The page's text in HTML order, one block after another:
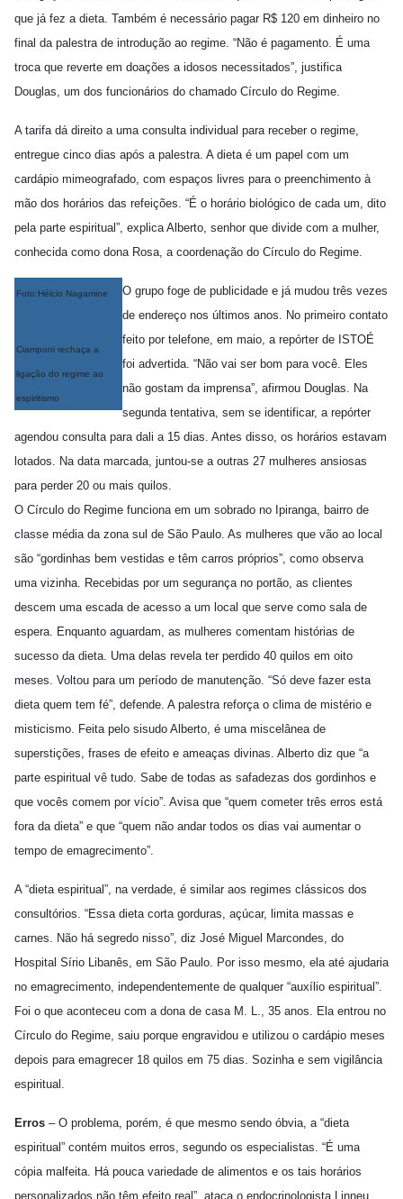
que já fez a dieta. Também é necessário pagar R$ 120 em dinheiro no
final da palestra de introdução ao regime. “Não é pagamento. É uma
troca que reverte em doações a idosos necessitados”, justifica
Douglas, um dos funcionários do chamado Círculo do Regime.
A tarifa dá direito a uma consulta individual para receber o regime,
entregue cinco dias após a palestra. A dieta é um papel com um
cardápio mimeografado, com espaços livres para o preenchimento à
mão dos horários das refeições. “É o horário biológico de cada um, dito
pela parte espiritual”, explica Alberto, senhor que divide com a mulher,
conhecida como dona Rosa, a coordenação do Círculo do Regime.
Foto:Hélcio Nagamine
Ciamponi rechaça a
ligação do regime ao
espiritismo
O grupo foge de publicidade e já mudou três vezes
de endereço nos últimos anos. No primeiro contato
feito por telefone, em maio, a repórter de ISTOÉ
foi advertida. “Não vai ser bom para você. Eles
não gostam da imprensa”, afirmou Douglas. Na
segunda tentativa, sem se identificar, a repórter
agendou consulta para dali a 15 dias. Antes disso, os horários estavam
lotados. Na data marcada, juntou-se a outras 27 mulheres ansiosas
para perder 20 ou mais quilos.
O Círculo do Regime funciona em um sobrado no Ipiranga, bairro de
classe média da zona sul de São Paulo. As mulheres que vão ao local
são “gordinhas bem vestidas e têm carros próprios”, como observa
uma vizinha. Recebidas por um segurança no portão, as clientes
descem uma escada de acesso a um local que serve como sala de
espera. Enquanto aguardam, as mulheres comentam histórias de
sucesso da dieta. Uma delas revela ter perdido 40 quilos em oito
meses. Voltou para um período de manutenção. “Só deve fazer esta
dieta quem tem fé”, defende. A palestra reforça o clima de mistério e
misticismo. Feita pelo sisudo Alberto, é uma miscelânea de
superstições, frases de efeito e ameaças divinas. Alberto diz que “a
parte espiritual vê tudo. Sabe de todas as safadezas dos gordinhos e
que vocês comem por vício”. Avisa que “quem cometer três erros está
fora da dieta” e que “quem não andar todos os dias vai aumentar o
tempo de emagrecimento”.
A “dieta espiritual”, na verdade, é similar aos regimes clássicos dos
consultórios. “Essa dieta corta gorduras, açúcar, limita massas e
carnes. Não há segredo nisso”, diz José Miguel Marcondes, do
Hospital Sírio Libanês, em São Paulo. Por isso mesmo, ela até ajudaria
no emagrecimento, independentemente de qualquer “auxílio espiritual”.
Foi o que aconteceu com a dona de casa M. L., 35 anos. Ela entrou no
Círculo do Regime, saiu porque engravidou e utilizou o cardápio meses
depois para emagrecer 18 quilos em 75 dias. Sozinha e sem vigilância
espiritual.
Erros – O problema, porém, é que mesmo sendo óbvia, a “dieta
espiritual” contém muitos erros, segundo os especialistas. “É uma
cópia malfeita. Há pouca variedade de alimentos e os tais horários
personalizados não têm efeito real”, ataca o endocrinologista Linneu